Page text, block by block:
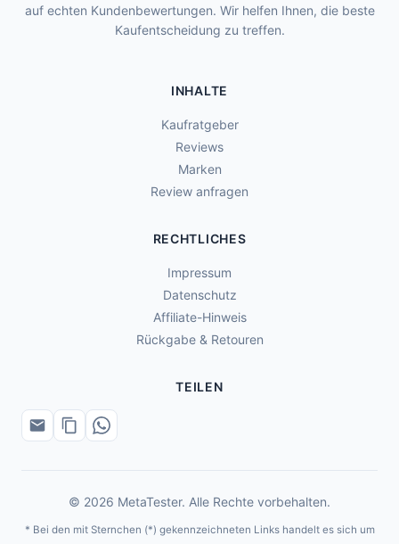
auf echten Kundenbewertungen. Wir helfen Ihnen, die beste
Kaufentscheidung zu treffen.
INHALTE
Kaufratgeber
Reviews
Marken
Review anfragen
RECHTLICHES
Impressum
Datenschutz
Affiliate-Hinweis
Rückgabe & Retouren
TEILEN
© 2026 MetaTester. Alle Rechte vorbehalten.
* Bei den mit Sternchen (*) gekennzeichneten Links handelt es sich um